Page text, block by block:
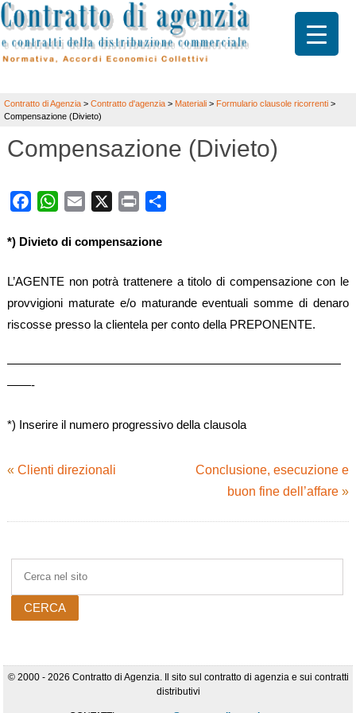
Contratto di Agenzia > Contratto d'agenzia > Materiali > Formulario clausole ricorrenti >
Compensazione (Divieto)
Compensazione (Divieto)
FacebookWhatsApp
Email Print
*) Divieto di compensazione
L’AGENTE non potrà trattenere a titolo di compensazione con le
provvigioni maturate e/o maturande eventuali somme di denaro
riscosse presso la clientela per conto della PREPONENTE.
————————————————————————————
——-
*) Inserire il numero progressivo della clausola
« Clienti direzionali
Conclusione, esecuzione e
buon fine dell’affare »
© 2000 - 2026 Contratto di Agenzia. Il sito sul contratto di agenzia e sui contratti
distributivi